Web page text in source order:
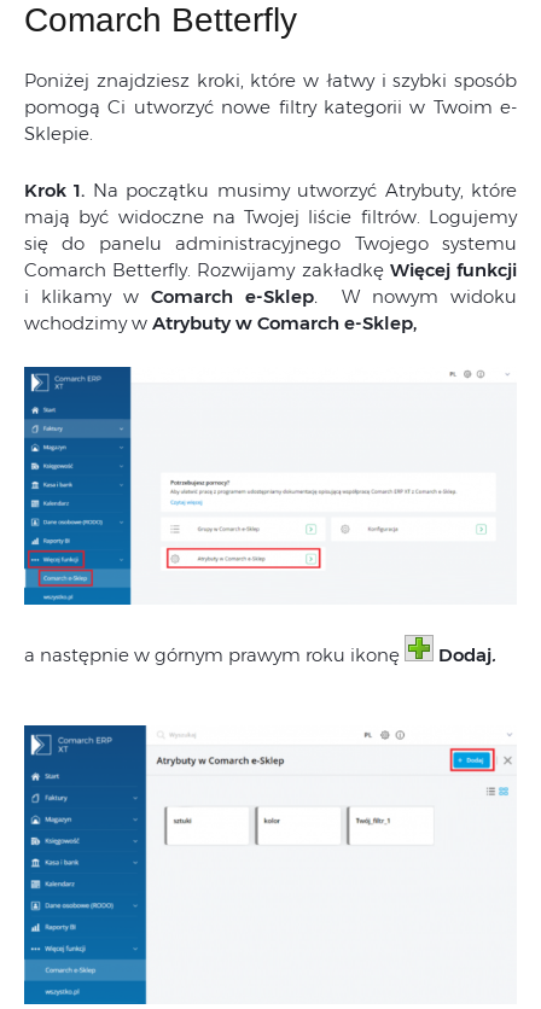
Comarch Betterfly
Poniżej znajdziesz kroki, które w łatwy i szybki sposób
pomogą Ci utworzyć nowe filtry kategorii w Twoim e-
Sklepie.
Krok 1. Na początku musimy utworzyć Atrybuty, które
mają być widoczne na Twojej liście filtrów. Logujemy
się do panelu administracyjnego Twojego systemu
Comarch Betterfly. Rozwijamy zakładkę Więcej funkcji
i klikamy w Comarch e-Sklep. W nowym widoku
wchodzimy w Atrybuty w Comarch e-Sklep,
a następnie w górnym prawym roku ikonę Dodaj.